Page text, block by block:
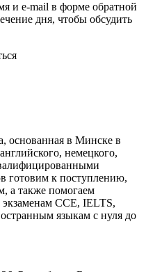
и e-mail в форме обратной
дня, чтобы обсудить
основанная в Минске в
немецкого,
готовим к поступлению,
а также помогаем
CCE, IELTS,
языкам с нуля до